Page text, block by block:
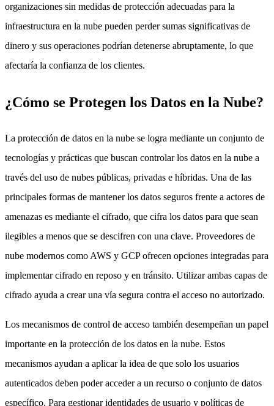
organizaciones sin medidas de protección adecuadas para la
infraestructura en la nube pueden perder sumas significativas de
dinero y sus operaciones podrían detenerse abruptamente, lo que
afectaría la confianza de los clientes.
¿Cómo se Protegen los Datos en la Nube?
La protección de datos en la nube se logra mediante un conjunto de
tecnologías y prácticas que buscan controlar los datos en la nube a
través del uso de nubes públicas, privadas e híbridas. Una de las
principales formas de mantener los datos seguros frente a actores de
amenazas es mediante el cifrado, que cifra los datos para que sean
ilegibles a menos que se descifren con una clave. Proveedores de
nube modernos como AWS y GCP ofrecen opciones integradas para
implementar cifrado en reposo y en tránsito. Utilizar ambas capas de
cifrado ayuda a crear una vía segura contra el acceso no autorizado.
Los mecanismos de control de acceso también desempeñan un papel
importante en la protección de los datos en la nube. Estos
mecanismos ayudan a aplicar la idea de que solo los usuarios
autenticados deben poder acceder a un recurso o conjunto de datos
específico. Para gestionar identidades de usuario y políticas de